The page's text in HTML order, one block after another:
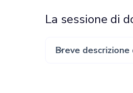
La sessione di
Breve